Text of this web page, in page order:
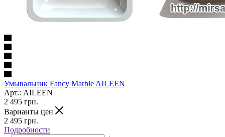
Умывальник Fancy Marble AILEEN
Арт.: AILEEN
2 495 грн.
Варианты цен
2 495 грн.
Подробности